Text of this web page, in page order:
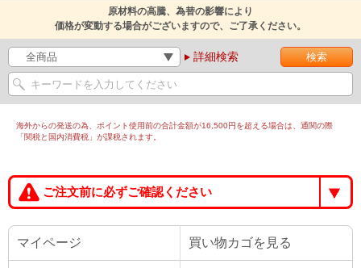
原材料の高騰、為替の影響により
価格が変動する場合がございますので、ご了承ください。
詳細検索
海外からの発送の為、ポイント使用前の合計金額が16,500円を超える場合は、通関の際
「関税と国内消費税」が課税されます。
ご注文前に必ずご確認ください
マイページ 買い物カゴを見る